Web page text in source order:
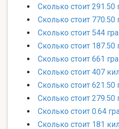
Сколько стоит
Сколько стоит
Сколько стоит 544
Сколько стоит
Сколько стоит 661
Сколько стоит 407
Сколько стоит
Сколько стоит
Сколько стоит 0.64
Сколько стоит 181